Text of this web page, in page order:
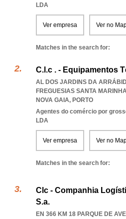
LDA
Ver empresa Ver no
Matches in the search for:
C.l.c . - Equipamentos
AL DOS JARDINS DA
FREGUESIAS SANTA
NOVA GAIA, PORTO
Agentes do comércio por
LDA
Ver empresa Ver no
Matches in the search for:
Clc - Companhia
S.a.
EN 366 KM 18 PARQUE DE